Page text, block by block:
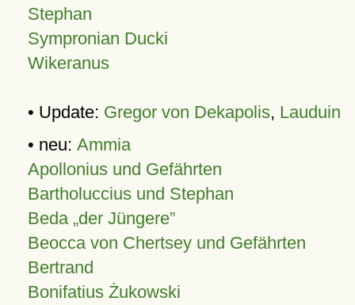
Stephan
Sympronian Ducki
Wikeranus
• Update: Gregor von Dekapolis, Lauduin
• neu: Ammia
Apollonius und Gefährten
Bartholuccius und Stephan
Beda „der Jüngere”
Beocca von Chertsey und Gefährten
Bertrand
Bonifatius Żukowski